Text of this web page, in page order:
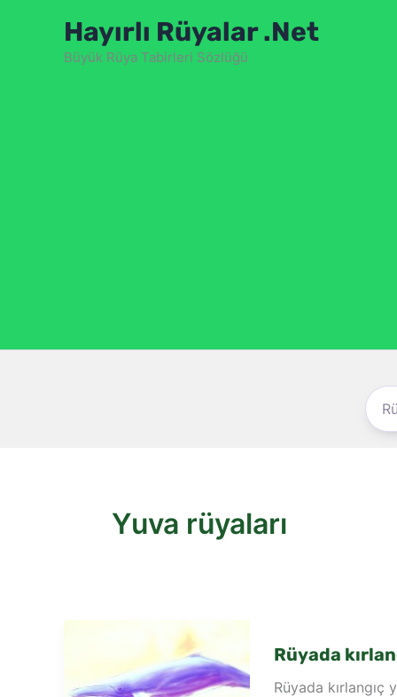
Hayırlı Rüyalar .Net
Büyük Rüya Tabirleri Sözlüğü
Yuva rüyaları
Rüyada
Rüyada